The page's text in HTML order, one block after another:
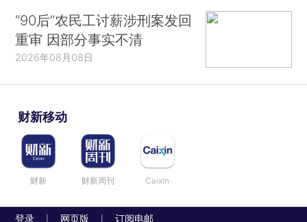
“90后”农民工讨薪涉刑案发回
重审 因部分事实不清
2026年08月08日
财新移动
财新 财新周刊 Caixin
登录 网页版 订阅电邮